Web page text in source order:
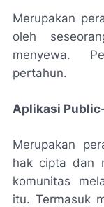
Merupakan
oleh
menyewa.
pertahun.
Aplikasi
Merupakan
hak cipta dan
komunitas
itu. Termasuk